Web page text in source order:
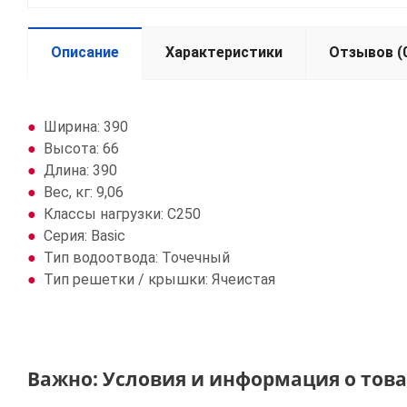
Описание Характеристики Отзывов
Ширина: 390
Высота: 66
Длина: 390
Вес, кг: 9,06
Класcы нагрузки: C250
Серия: Basic
Тип водоотвода: Точечный
Тип решетки / крышки: Ячеистая
Важно: Условия и информация о